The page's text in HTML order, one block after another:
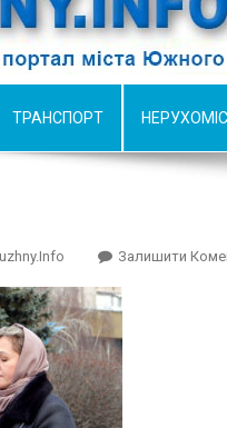
ТРАНСПОРТ
Залишити